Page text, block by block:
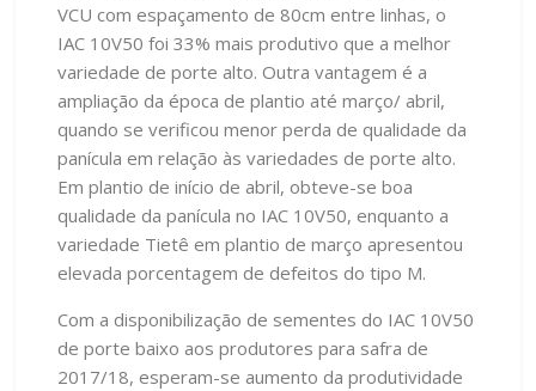
VCU com espaçamento de 80cm entre linhas, o
IAC 10V50 foi 33% mais produtivo que a melhor
variedade de porte alto. Outra vantagem é a
ampliação da época de plantio até março/ abril,
quando se verificou menor perda de qualidade da
panícula em relação às variedades de porte alto.
Em plantio de início de abril, obteve-se boa
qualidade da panícula no IAC 10V50, enquanto a
variedade Tietê em plantio de março apresentou
elevada porcentagem de defeitos do tipo M.
Com a disponibilização de sementes do IAC 10V50
de porte baixo aos produtores para safra de
2017/18, esperam-se aumento da produtividade